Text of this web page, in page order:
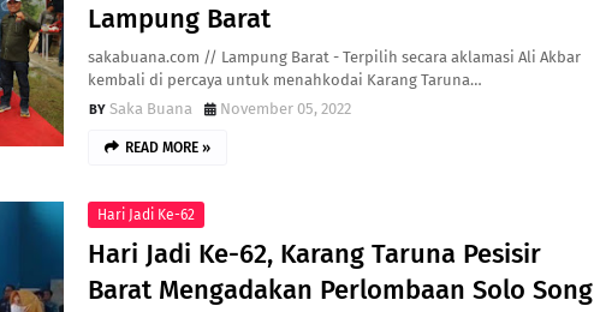
Lampung Barat
sakabuana.com // Lampung Barat - Terpilih secara aklamasi Ali Akbar
kembali di percaya untuk menahkodai Karang Taruna…
Saka Buana
November 05, 2022
READ MORE »
Hari Jadi Ke-62
Hari Jadi Ke-62, Karang Taruna Pesisir
Barat Mengadakan Perlombaan Solo Song